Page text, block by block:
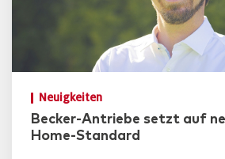
Neuigkeiten
Becker-Antriebe setzt auf
Home-Standard